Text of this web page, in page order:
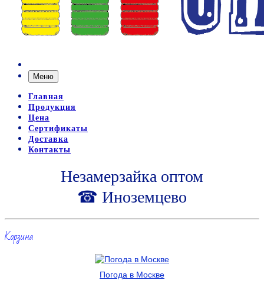
Меню
Главная
Продукция
Цена
Сертификаты
Доставка
Контакты
Незамерзайка оптом
☎ Иноземцево
Корзина
Погода в Москве